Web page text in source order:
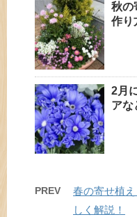
秋の
作り
2月
アな
PREV
春の寄せ植
しく解説！